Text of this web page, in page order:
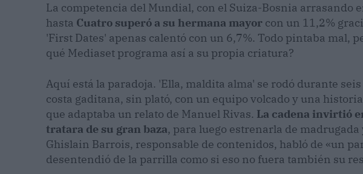
La competencia del Mundial, con el Suiza-Bosnia arrasando
hasta Cuatro superó a su hermana mayor con un 11,2%
'First Dates' apenas calentó con un 6,7%. Todo pintaba mal,
qué Mediaset programa así a su propia criatura?
Aquí está la paradoja. 'Ella, maldita alma' se rodó durante
costa gaditana, sin plató, con un equipo volcado y una
que adaptaba un relato de Manuel Rivas. La cadena invirtió
tratara de su gran baza, para luego estrenarla de
Ghislain Barrois, responsable de contenidos, habló de «un
desentendió de la parrilla como si eso no fuera también su